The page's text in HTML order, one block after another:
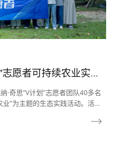
愿者可持续农业实践
奇思“V计划”志愿者团队40多名
”为主题的生态实践活动。活动